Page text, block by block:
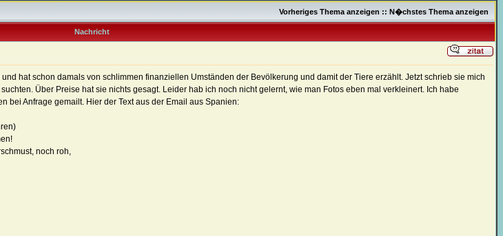
Vorheriges Thema anzeigen :: N�chstes Thema anzeigen
Nachricht
hat schon damals von schlimmen finanziellen Umständen der Bevölkerung und damit der Tiere erzählt. Jetzt schrieb sie mich
Über Preise hat sie nichts gesagt. Leider hab ich noch nicht gelernt, wie man Fotos eben mal verkleinert. Ich habe
bei Anfrage gemailt. Hier der Text aus der Email aus Spanien:
noch roh,